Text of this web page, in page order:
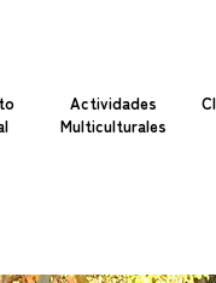
Actividades
Multiculturales